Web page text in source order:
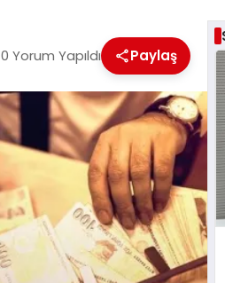
0 Yorum Yapıldı Paylaş